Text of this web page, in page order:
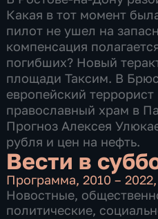
Какая в тот момент
пилот не ушел на
компенсация
погибших? Новый
площади Таксим. В
европейский
православный храм в
Прогноз Алексея
рубля и цен на нефть.
Вести в
Программа,2010 – 2022,
Новостные,
политические,